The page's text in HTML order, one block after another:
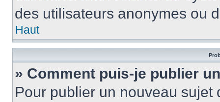
des utilisateurs anonymes ou
Haut
» Comment puis-je publier
Pour publier un nouveau